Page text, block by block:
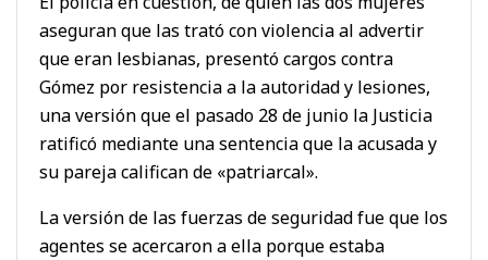
aseguran que las trató con violencia al advertir
que eran lesbianas, presentó cargos contra
Gómez por resistencia a la autoridad y lesiones,
una versión que el pasado 28 de junio la Justicia
ratificó mediante una sentencia que la acusada y
su pareja califican de «patriarcal».
La versión de las fuerzas de seguridad fue que los
agentes se acercaron a ella porque estaba